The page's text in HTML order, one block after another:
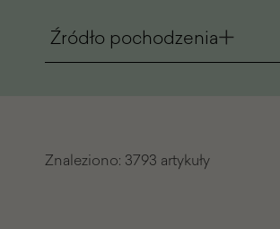
Źródło pochodzenia
Znaleziono: 3793 artykuły